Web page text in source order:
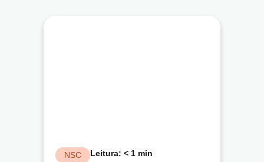
NSC Leitura: < 1 min